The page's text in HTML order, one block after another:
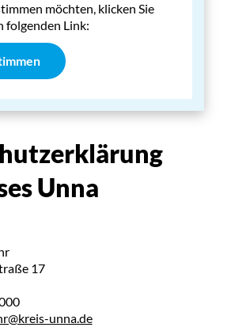
möchten, klicken Sie
folgenden Link:
Unna
17
unna.de